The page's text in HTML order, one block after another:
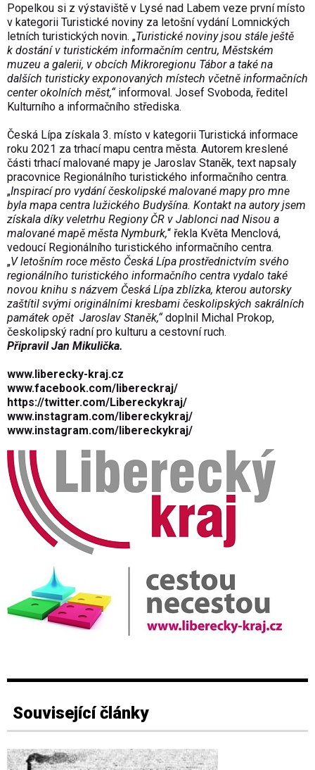
Popelkou si z výstaviště v Lysé nad Labem veze první místo
v kategorii Turistické noviny za letošní vydání Lomnických
letních turistických novin. „Turistické noviny jsou stále ještě
k dostání v turistickém informačním centru, Městském
muzeu a galerii, v obcích Mikroregionu Tábor a také na
dalších turisticky exponovaných místech včetně informačních
center okolních měst,“informoval. Josef Svoboda, ředitel
Kulturního a informačního střediska.
Česká Lípa získala 3. místo v kategorii Turistická informace
roku 2021 za trhací mapu centra města. Autorem kreslené
části trhací malované mapy je Jaroslav Staněk, text napsaly
pracovnice Regionálního turistického informačního centra.
„Inspirací pro vydání českolipské malované mapy pro mne
byla mapa centra lužického Budyšína. Kontakt na autory jsem
získala díky veletrhu Regiony ČR v Jablonci nad Nisou a
malované mapě města Nymburk,“ řekla Květa Menclová,
vedoucí Regionálního turistického informačního centra.
„V letošním roce město Česká Lípa prostřednictvím svého
regionálního turistického informačního centra vydalo také
novou knihu s názvem Česká Lípa zblízka, kterou autorsky
zaštítil svými originálními kresbami českolipských sakrálních
památek opět Jaroslav Staněk,“doplnil Michal Prokop,
českolipský radní pro kulturu a cestovní ruch.
Připravil Jan Mikulička.
www.liberecky-kraj.cz
www.facebook.com/libereckraj/
https://twitter.com/Libereckykraj/
www.instagram.com/libereckykraj/
www.instagram.com/libereckykraj/
Související články